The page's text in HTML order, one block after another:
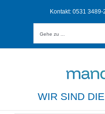
Kontakt: 0531 3489-
Gehe zu ...
WIR SIND